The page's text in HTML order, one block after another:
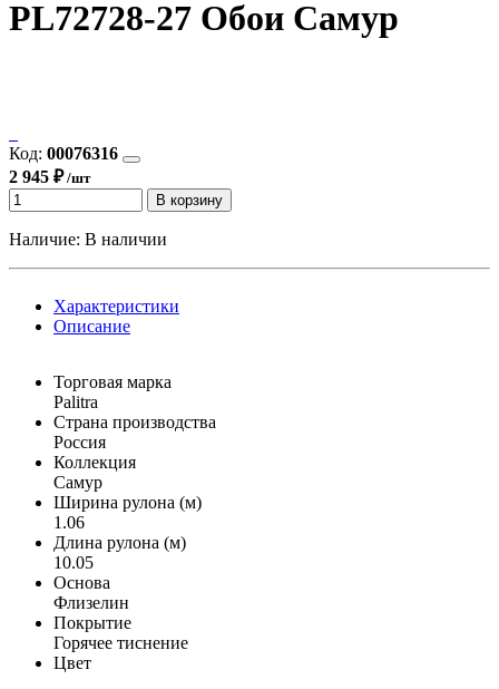
PL72728-27 Обои Самур
Код: 00076316
2 945 ₽/шт
В корзину
Наличие: В наличии
Характеристики
Описание
Торговая марка
Palitra
Страна производства
Россия
Коллекция
Самур
Ширина рулона (м)
1.06
Длина рулона (м)
10.05
Основа
Флизелин
Покрытие
Горячее тиснение
Цвет